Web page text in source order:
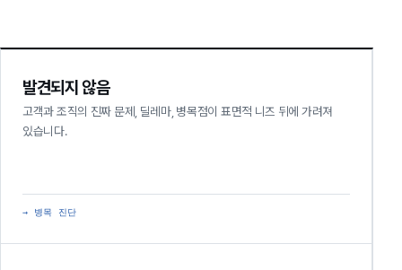
발견되지 않음
고객과 조직의 진짜 문제, 딜레마, 병목점이 표면적 니즈 뒤에 가려져
있습니다.
→ 병목 진단